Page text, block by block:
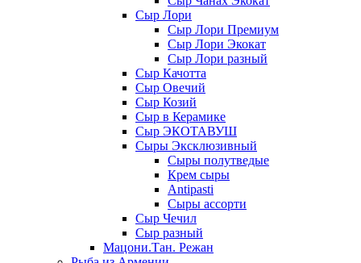
Сыр Лори
Сыр Лори Премиум
Сыр Лори Экокат
Сыр Лори разный
Сыр Качотта
Сыр Овечий
Сыр Козий
Сыр в Керамике
Сыр ЭКОТАВУШ
Сыры Эксклюзивный
Сыры полутведые
Крем сыры
Antipasti
Сыры ассорти
Сыр Чечил
Сыр разный
Мацони.Тан. Режан